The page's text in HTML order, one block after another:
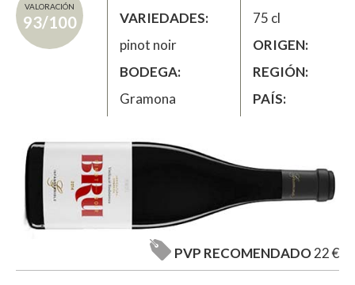
VALORACIÓN
93/100
VARIEDADES
pinot noir
BODEGA
Gramona
75 cl
ORIGEN
REGIÓN
PAÍS
PVP RECOMENDADO22 €